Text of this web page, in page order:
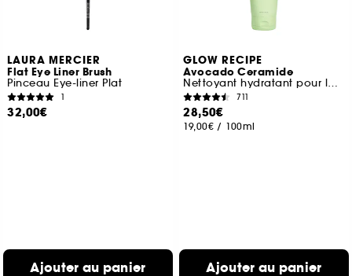
LAURA MERCIER
Flat Eye Liner Brush
Pinceau Eye-liner Plat
1
32,00€
Ajouter au panier
GLOW RECIPE
Avocado Ceramide
Nettoyant hydratant pour la barrière cutanée
711
28,50€
19,00€ / 100ml
Ajouter au panier